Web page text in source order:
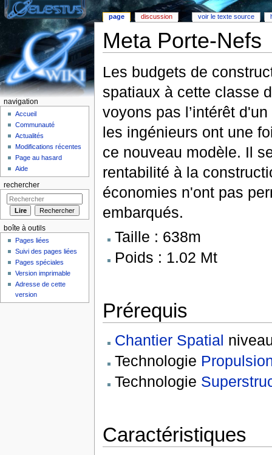
Meta Porte-Nefs
Les budgets de
spatiaux à cette classe
voyons pas l’intérêt
les ingénieurs ont une
ce nouveau modèle. Il
rentabilité à la
économies n'ont pas
embarqués.
Taille : 638m
Poids : 1.02 Mt
Prérequis
Chantier Spatial
Technologie
Technologie
Caractéristiques
page discussion voir le texte source
navigation
Accueil
Communauté
Actualités
Modifications récentes
Page au hasard
Aide
rechercher
boîte à outils
Pages liées
Suivi des pages liées
Pages spéciales
Version imprimable
Adresse de cette
version